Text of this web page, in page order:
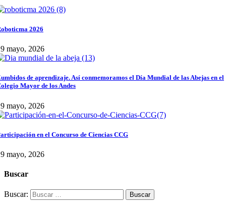
2026
mayo, 2026
de aprendizaje. Así conmemoramos el Día Mundial de las Abejas en el
Mayor de los Andes
mayo, 2026
en el Concurso de Ciencias CCG
mayo, 2026
Buscar
Buscar: